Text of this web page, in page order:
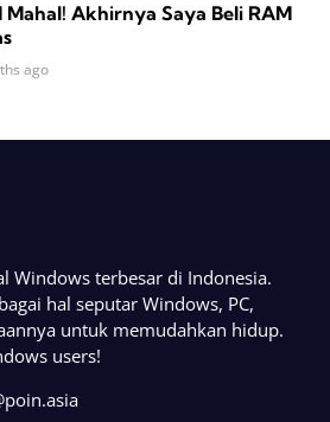
Mahal! Akhirnya Saya Beli RAM
ago
Windows terbesar di Indonesia.
hal seputar Windows, PC,
untuk memudahkan hidup.
users!